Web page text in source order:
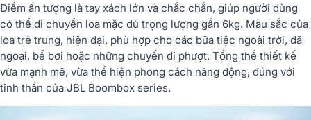
Điểm ấn tượng là tay xách lớn và chắc chắn, giúp người dùng
có thể di chuyển loa mặc dù trọng lượng gần 6kg. Màu sắc của
loa trẻ trung, hiện đại, phù hợp cho các bữa tiệc ngoài trời, dã
ngoại, bể bơi hoặc những chuyến đi phượt. Tổng thể thiết kế
vừa mạnh mẽ, vừa thể hiện phong cách năng động, đúng với
tinh thần của JBL Boombox series.